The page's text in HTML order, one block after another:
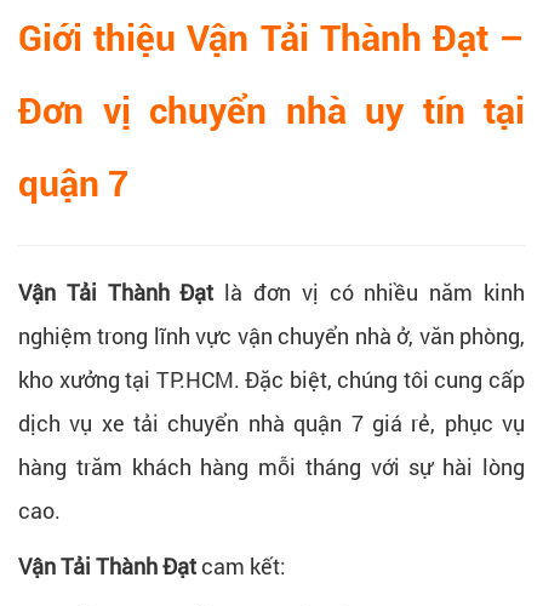
Giới thiệu Vận Tải Thành Đạt –
Đơn vị chuyển nhà uy tín tại
quận 7
Vận Tải Thành Đạt là đơn vị có nhiều năm kinh
nghiệm trong lĩnh vực vận chuyển nhà ở, văn phòng,
kho xưởng tại TP.HCM. Đặc biệt, chúng tôi cung cấp
dịch vụ xe tải chuyển nhà quận 7 giá rẻ, phục vụ
hàng trăm khách hàng mỗi tháng với sự hài lòng
cao.
Vận Tải Thành Đạtcam kết: